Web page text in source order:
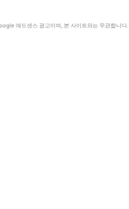
애드센스 광고이며, 본 사이트와는 무관합니다.